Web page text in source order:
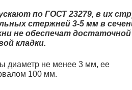
по ГОСТ 23279, в их
стержней 3-5 мм в
не обеспечат достаточной
кладки.
диаметр не менее 3 мм, ее
100 мм.